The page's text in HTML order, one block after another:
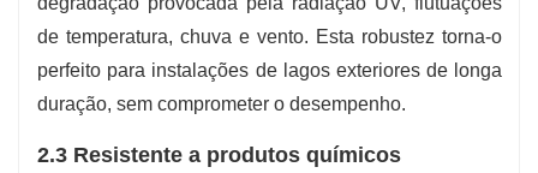
de temperatura, chuva e vento. Esta robustez torna-o
perfeito para instalações de lagos exteriores de longa
duração, sem comprometer o desempenho.
2.3 Resistente a produtos químicos